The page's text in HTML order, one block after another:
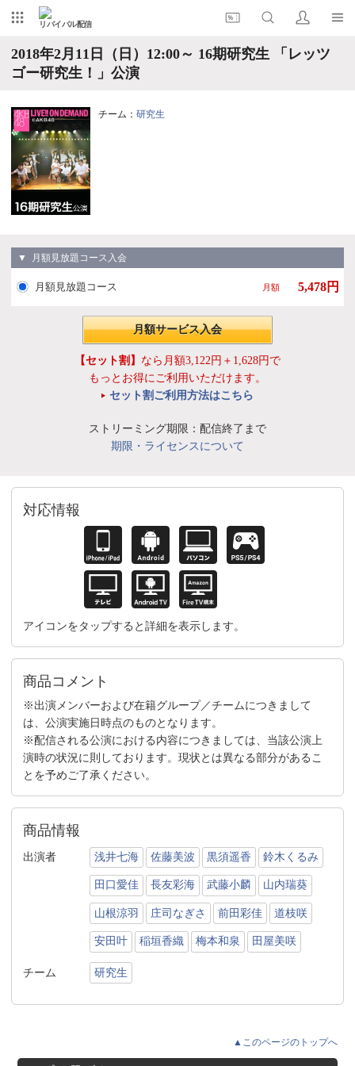
リバイバル配信
2018年2月11日（日）12:00～ 16期研究生 「レッツ
ゴー研究生！」公演
チーム： 研究生
▼ 月額見放題コース入会
月額見放題コース 月額 5,478円
月額サービス入会
【セット割】 なら月額3,122円＋1,628円で
もっとお得にご利用いただけます。
セット割ご利用方法はこちら
ストリーミング期限：配信終了まで
期限・ライセンスについて
対応情報
アイコンをタップすると詳細を表示します。
商品コメント
※出演メンバーおよび在籍グループ／チームにつきまして
は、公演実施日時点のものとなります。
※配信される公演における内容につきましては、当該公演上
演時の状況に則しております。現状とは異なる部分があるこ
とを予めご了承ください。
商品情報
出演者 浅井七海 佐藤美波 黒須遥香 鈴木くるみ
田口愛佳 長友彩海 武藤小麟 山内瑞葵
山根涼羽 庄司なぎさ 前田彩佳 道枝咲
安田叶 稲垣香織 梅本和泉 田屋美咲
チーム 研究生
▲このページのトップへ